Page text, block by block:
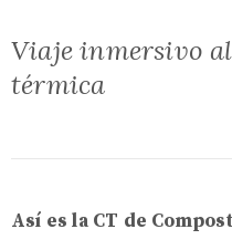
Viaje inmersivo
térmica
Así es la CT de